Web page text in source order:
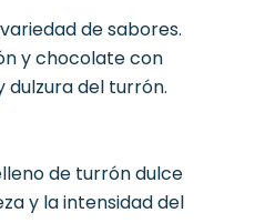
de sabores.
y chocolate con
dulzura del turrón.
de turrón dulce
y la intensidad del